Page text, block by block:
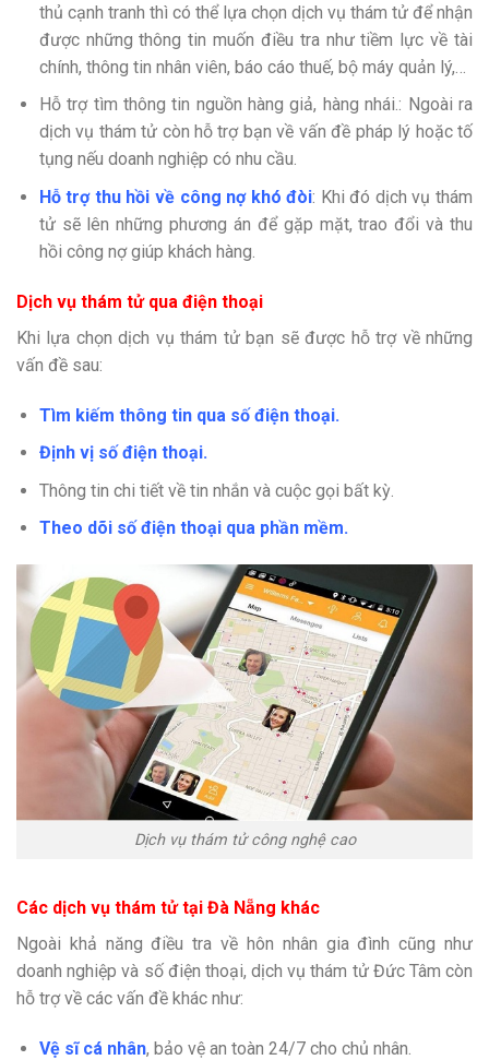
thủ cạnh tranh thì có thể lựa chọn dịch vụ thám tử để nhận
được những thông tin muốn điều tra như tiềm lực về tài
chính, thông tin nhân viên, báo cáo thuế, bộ máy quản lý,…
Hỗ trợ tìm thông tin nguồn hàng giả, hàng nhái.: Ngoài ra
dịch vụ thám tử còn hỗ trợ bạn về vấn đề pháp lý hoặc tố
tụng nếu doanh nghiệp có nhu cầu.
Hỗ trợ thu hồi về công nợ khó đòi: Khi đó dịch vụ thám
tử sẽ lên những phương án để gặp mặt, trao đổi và thu
hồi công nợ giúp khách hàng.
Dịch vụ thám tử qua điện thoại
Khi lựa chọn dịch vụ thám tử bạn sẽ được hỗ trợ về những
vấn đề sau:
Tìm kiếm thông tin qua số điện thoại.
Định vị số điện thoại.
Thông tin chi tiết về tin nhắn và cuộc gọi bất kỳ.
Theo dõi số điện thoại qua phần mềm.
Dịch vụ thám tử công nghệ cao
Các dịch vụ thám tử tại Đà Nẵng khác
Ngoài khả năng điều tra về hôn nhân gia đình cũng như
doanh nghiệp và số điện thoại, dịch vụ thám tử Đức Tâm còn
hỗ trợ về các vấn đề khác như:
Vệ sĩ cá nhân, bảo vệ an toàn 24/7 cho chủ nhân.